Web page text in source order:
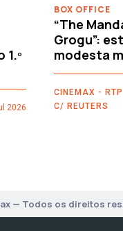
2026
BOX OFFICE
“The
Grogu”:
modesta
CINEMAX - RTP
C/ REUTERS
— Todos os direitos